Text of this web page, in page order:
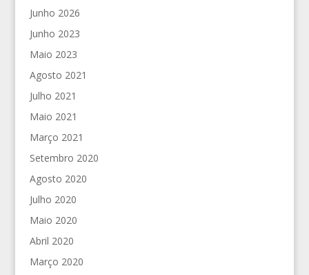
Junho 2026
Junho 2023
Maio 2023
Agosto 2021
Julho 2021
Maio 2021
Março 2021
Setembro 2020
Agosto 2020
Julho 2020
Maio 2020
Abril 2020
Março 2020